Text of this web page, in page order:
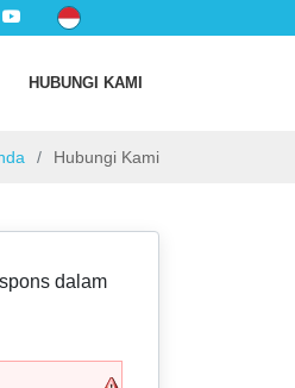
HUBUNGI KAMI
Hubungi Kami
dalam